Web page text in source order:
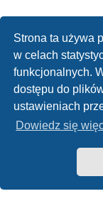
Strona ta używa
w celach
funkcjonalnych.
dostępu do
ustawieniach
Dowiedz się